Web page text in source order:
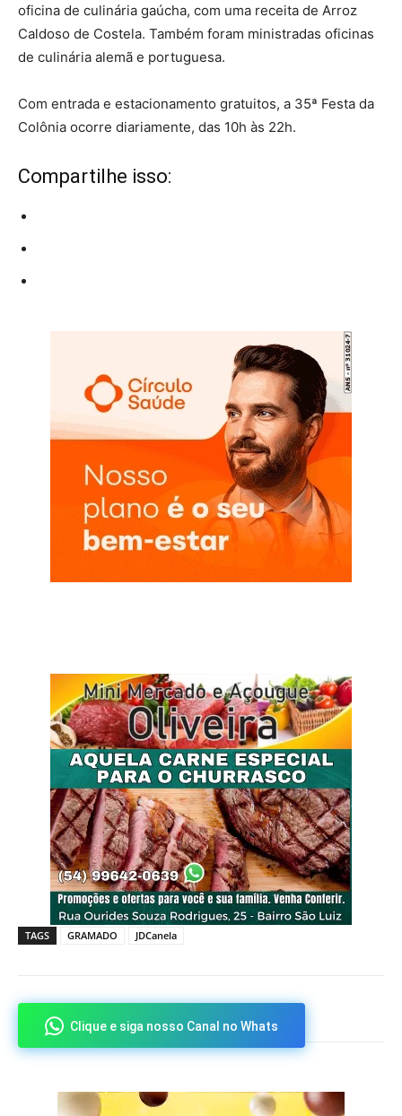
oficina de culinária gaúcha, com uma receita de Arroz
Caldoso de Costela. Também foram ministradas oficinas
de culinária alemã e portuguesa.
Com entrada e estacionamento gratuitos, a 35ª Festa da
Colônia ocorre diariamente, das 10h às 22h.
Compartilhe isso:
TAGS GRAMADO JDCanela
Clique e siga nosso Canal no Whats